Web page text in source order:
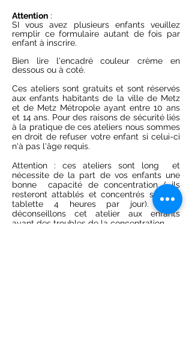
Attention :
SI vous avez plusieurs enfants veuillez
remplir ce formulaire autant de fois par
enfant à inscrire.
Bien lire l'encadré couleur crème en
dessous ou à coté.
Ces ateliers sont gratuits et sont réservés
aux enfants habitants de la ville de Metz
et de Metz Métropole ayant entre 10 ans
et 14 ans. Pour des raisons de sécurité liés
à la pratique de ces ateliers nous sommes
en droit de refuser votre enfant si celui-ci
n'à pas l'âge requis.
Attention : ces ateliers sont long et
nécessite de la part de vos enfants une
bonne capacité de concentration​ ( ils
resteront attablés et concentrés sur une
tablette 4 heures par jour). Nous
déconseillons cet atelier aux enfants
ayant des troubles de la concentration.